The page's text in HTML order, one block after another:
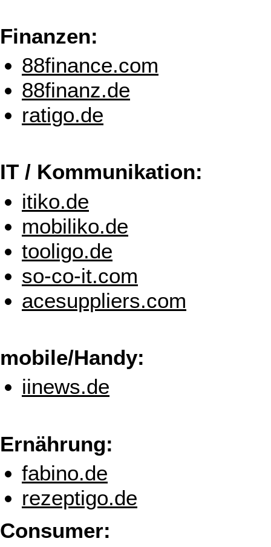
Finanzen:
88finance.com
88finanz.de
ratigo.de
IT / Kommunikation:
itiko.de
mobiliko.de
tooligo.de
so-co-it.com
acesuppliers.com
mobile/Handy:
iinews.de
Ernährung:
fabino.de
rezeptigo.de
Consumer: